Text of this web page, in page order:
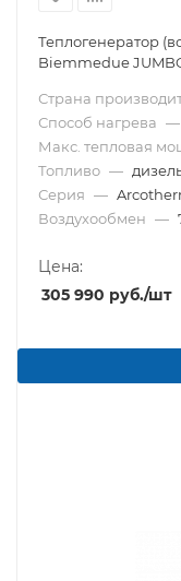
Теплогенератор
Biemmedue
Страна
Способ нагрева —
Макс. тепловая
Топливо —
Серия —
Воздухообмен —
Цена:
305 990 руб./шт